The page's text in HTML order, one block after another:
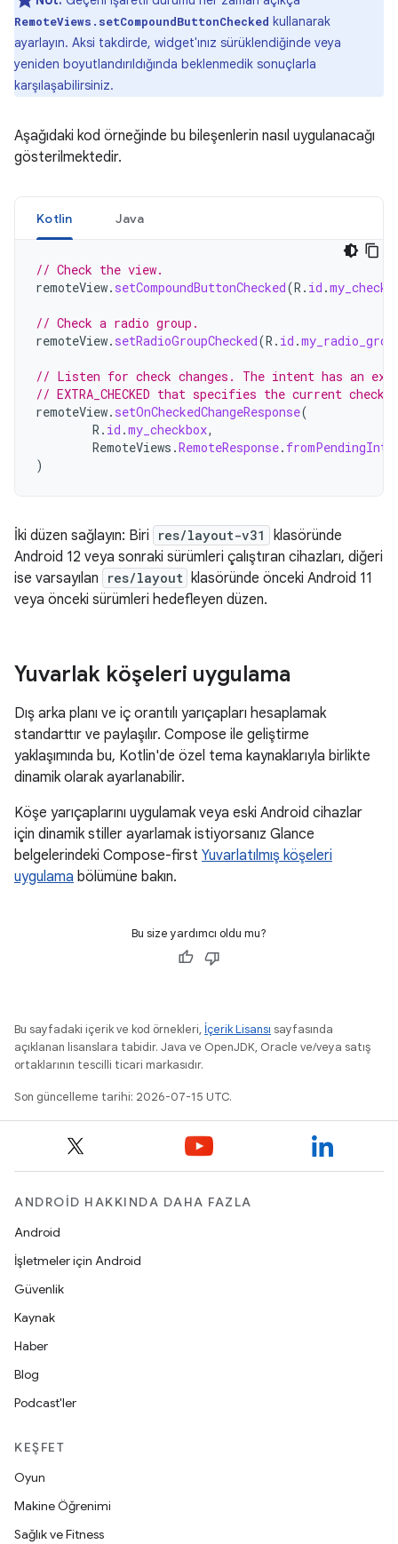
RemoteViews.setCompoundButtonChecked kullanarak
ayarlayın. Aksi takdirde, widget'ınız sürüklendiğinde veya
yeniden boyutlandırıldığında beklenmedik sonuçlarla
karşılaşabilirsiniz.
Aşağıdaki kod örneğinde bu bileşenlerin nasıl uygulanacağı
gösterilmektedir.
Kotlin Java
// Check the view.
remoteView. setCompoundButtonChecked(R . id .
// Check a radio group.
remoteView. setRadioGroupChecked(R . id .
// Listen for check changes. The intent has an
// EXTRA_CHECKED that specifies the current
remoteView. setOnCheckedChangeResponse(
R . id .my_checkbox,
RemoteViews .RemoteResponse.
)
İki düzen sağlayın: Biri res/layout-v31
klasöründe
Android 12 veya sonraki sürümleri çalıştıran cihazları, diğeri
ise varsayılan
res/layout
klasöründe önceki Android 11
veya önceki sürümleri hedefleyen düzen.
Yuvarlak köşeleri uygulama
Dış arka planı ve iç orantılı yarıçapları hesaplamak
standarttır ve paylaşılır. Compose ile geliştirme
yaklaşımında bu, Kotlin'de özel tema kaynaklarıyla birlikte
dinamik olarak ayarlanabilir.
Köşe yarıçaplarını uygulamak veya eski Android cihazlar
için dinamik stiller ayarlamak istiyorsanız Glance
belgelerindeki Compose-first Yuvarlatılmış köşeleri
uygulama bölümüne bakın.
Bu size yardımcı oldu mu?
Bu sayfadaki içerik ve kod örnekleri, İçerik Lisansı sayfasında
açıklanan lisanslara tabidir. Java ve OpenJDK, Oracle ve/veya satış
ortaklarının tescilli ticari markasıdır.
Son güncelleme tarihi: 2026-07-15 UTC.
ANDROID HAKKINDA DAHA FAZLA
Android
İşletmeler için Android
Güvenlik
Kaynak
Haber
Blog
Podcast'ler
KEŞFET
Oyun
Makine Öğrenimi
Sağlık ve Fitness